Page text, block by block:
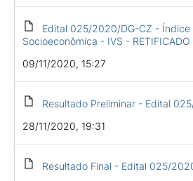
Edital 025/2020/DG-CZ - Índice
Socioeconômica - IVS - RETIFICADO
09/11/2020, 15:27
Resultado Preliminar - Edital
28/11/2020, 19:31
Resultado Final - Edital 025/